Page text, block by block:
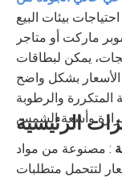
بيئات البيع
ماركت أو متاجر
يمكن لبطاقات
الأسعار بشكل واضح
والرطوبة
الرئيسية
: مصنوعة من مواد Xinzhu الحرارية، وقد تم
لتتحمل متطلبات